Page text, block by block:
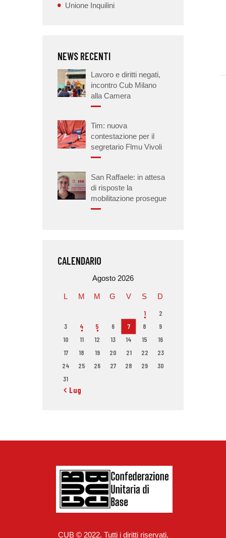
Unione Inquilini
NEWS RECENTI
Lavoro e diritti negati,
incontro Cub Milano
alla Camera
Tim: nuova
contestazione per il
segretario Flmu Vivoli
San Raffaele: in attesa
di risposte la
mobilitazione prosegue
CALENDARIO
Agosto 2026
L M M G V S D
1
2
3
4 5 6 7 8
9
10
11 12 13 14 15
16
17
18 19 20 21 22
23
24
25 26 27 28 29
30
31
« Lug
CUB © 2022. Tutti i diritti riservati.